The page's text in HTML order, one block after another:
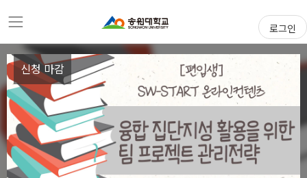
로그인
신청 마감